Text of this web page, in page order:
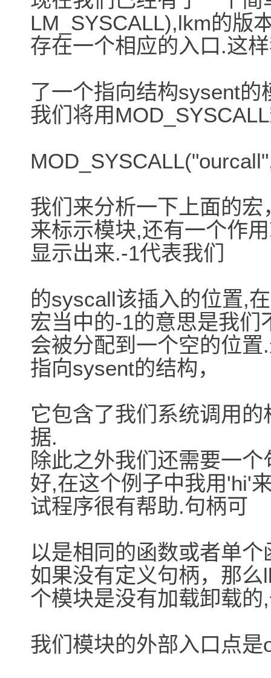
LM_SYSCALL),lkm的版
存在一个相应的入口.这
了一个指向结构sysent的
我们将用
我们来分析一下上面的
来标示模块,还有一个作
显示出来.-1代表我们
的syscall该插入的位置,
宏当中的-1的意思是我
会被分配到一个空的位
指向sysent的结构，
它包含了我们系统调用的
据.
除此之外我们还需要一
好,在这个例子中我用'hi'
试程序很有帮助.句柄可
以是相同的函数或者单个
如果没有定义句柄，那
个模块是没有加载卸载
我们模块的外部入口点是